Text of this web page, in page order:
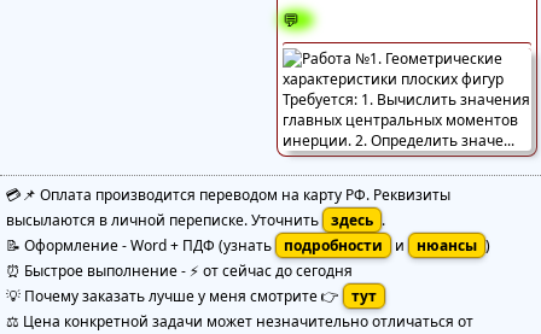
💬
💳📌 Оплата производится переводом на карту РФ. Реквизиты
высылаются в личной переписке. Уточнить здесь .
📝 Оформление-Word + ПДФ (узнать подробности и нюансы )
⏰ Быстрое выполнение- ⚡ от сейчас до сегодня
💡 Почему заказать лучше у меня смотрите 👉
тут
⚖️ Цена конкретной задачи может незначительно отличаться от